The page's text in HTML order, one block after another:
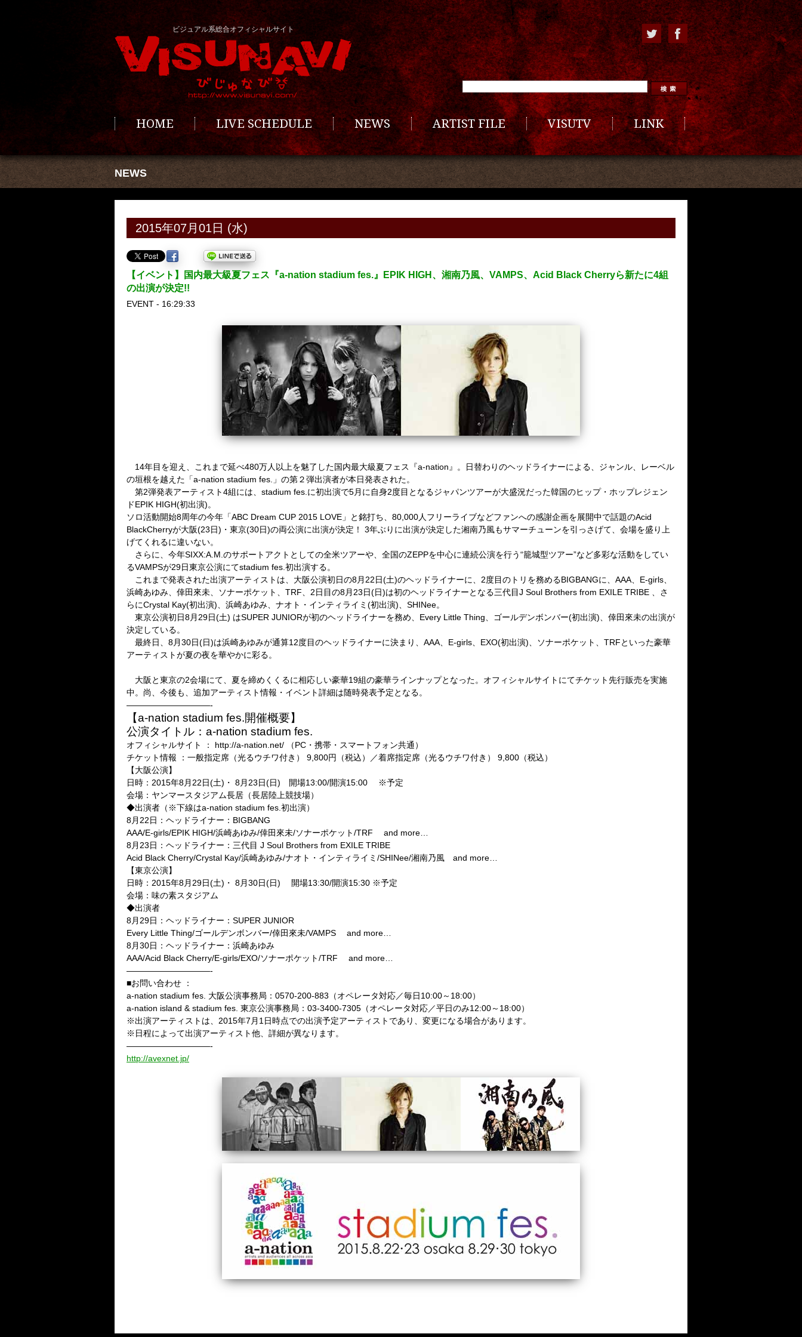
ビジュアル系総合オフィシャルサイト
HOME LIVE SCHEDULE NEWS ARTIST FILE VISUTV LINK
NEWS
2015年07月01日 (水)
【イベント】国内最大級夏フェス『a-nation stadium fes.』EPIK HIGH、湘南乃風、VAMPS、Acid Black Cherryら新たに4組
の出演が決定!!
EVENT - 16:29:33
14年目を迎え、これまで延べ480万人以上を魅了した国内最大級夏フェス『a-nation』。日替わりのヘッドライナーによる、ジャンル、レーベル
の垣根を越えた「a-nation stadium fes.」の第２弾出演者が本日発表された。
第2弾発表アーティスト4組には、stadium fes.に初出演で5月に自身2度目となるジャパンツアーが大盛況だった韓国のヒップ・ホップレジェン
ドEPIK HIGH(初出演)。
ソロ活動開始8周年の今年「ABC Dream CUP 2015 LOVE」と銘打ち、80,000人フリーライブなどファンへの感謝企画を展開中で話題のAcid
BlackCherryが大阪(23日)・東京(30日)の両公演に出演が決定！ 3年ぶりに出演が決定した湘南乃風もサマーチューンを引っさげて、会場を盛り上
げてくれるに違いない。
さらに、今年SIXX:A.M.のサポートアクトとしての全米ツアーや、全国のZEPPを中心に連続公演を行う“籠城型ツアー”など多彩な活動をしてい
るVAMPSが29日東京公演にてstadium fes.初出演する。
これまで発表された出演アーティストは、大阪公演初日の8月22日(土)のヘッドライナーに、2度目のトリを務めるBIGBANGに、AAA、E-girls、
浜崎あゆみ、倖田來未、ソナーポケット、TRF、2日目の8月23日(日)は初のヘッドライナーとなる三代目J Soul Brothers from EXILE TRIBE 、さ
らにCrystal Kay(初出演)、浜崎あゆみ、ナオト・インティライミ(初出演)、SHINee。
東京公演初日8月29日(土) はSUPER JUNIORが初のヘッドライナーを務め、Every Little Thing、ゴールデンボンバー(初出演)、倖田來未の出演が
決定している。
最終日、8月30日(日)は浜崎あゆみが通算12度目のヘッドライナーに決まり、AAA、E-girls、EXO(初出演)、ソナーポケット、TRFといった豪華
アーティストが夏の夜を華やかに彩る。
大阪と東京の2会場にて、夏を締めくくるに相応しい豪華19組の豪華ラインナップとなった。オフィシャルサイトにてチケット先行販売を実施
中。尚、今後も、追加アーティスト情報・イベント詳細は随時発表予定となる。
——————————-
【a-nation stadium fes.開催概要】
公演タイトル：a-nation stadium fes.
オフィシャルサイト ： http://a-nation.net/ （PC・携帯・スマートフォン共通）
チケット情報 ：一般指定席（光るウチワ付き） 9,800円（税込）／着席指定席（光るウチワ付き） 9,800（税込）
【大阪公演】
日時：2015年8月22日(土)・ 8月23日(日) 開場13:00/開演15:00 ※予定
会場：ヤンマースタジアム長居（長居陸上競技場）
◆出演者（※下線はa-nation stadium fes.初出演）
8月22日：ヘッドライナー：BIGBANG
AAA/E-girls/EPIK HIGH/浜崎あゆみ/倖田來未/ソナーポケット/TRF and more…
8月23日：ヘッドライナー：三代目 J Soul Brothers from EXILE TRIBE
Acid Black Cherry/Crystal Kay/浜崎あゆみ/ナオト・インティライミ/SHINee/湘南乃風 and more…
【東京公演】
日時：2015年8月29日(土)・ 8月30日(日) 開場13:30/開演15:30 ※予定
会場：味の素スタジアム
◆出演者
8月29日：ヘッドライナー：SUPER JUNIOR
Every Little Thing/ゴールデンボンバー/倖田來未/VAMPS and more…
8月30日：ヘッドライナー：浜崎あゆみ
AAA/Acid Black Cherry/E-girls/EXO/ソナーポケット/TRF and more…
——————————-
■お問い合わせ ：
a-nation stadium fes. 大阪公演事務局：0570-200-883（オペレータ対応／毎日10:00～18:00）
a-nation island & stadium fes. 東京公演事務局：03-3400-7305（オペレータ対応／平日のみ12:00～18:00）
※出演アーティストは、2015年7月1日時点での出演予定アーティストであり、変更になる場合があります。
※日程によって出演アーティスト他、詳細が異なります。
——————————-
http://avexnet.jp/